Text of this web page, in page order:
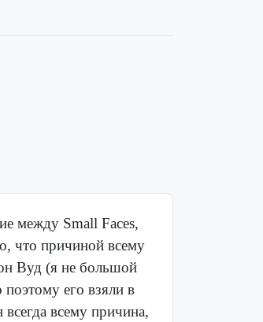
между Small Faces,
что причиной всему
Вуд (я не большой
его взяли в
всему причина,